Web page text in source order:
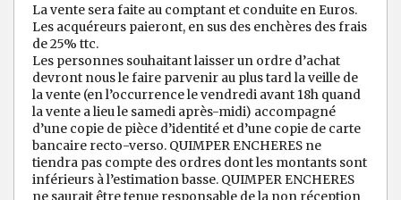
La vente sera faite au comptant et conduite en Euros.
Les acquéreurs paieront, en sus des enchères des frais
de 25% ttc.
Les personnes souhaitant laisser un ordre d’achat
devront nous le faire parvenir au plus tard la veille de
la vente (en l’occurrence le vendredi avant 18h quand
la vente a lieu le samedi après-midi) accompagné
d’une copie de pièce d’identité et d’une copie de carte
bancaire recto-verso. QUIMPER ENCHERES ne
tiendra pas compte des ordres dont les montants sont
inférieurs à l’estimation basse. QUIMPER ENCHERES
ne saurait être tenue responsable de la non réception